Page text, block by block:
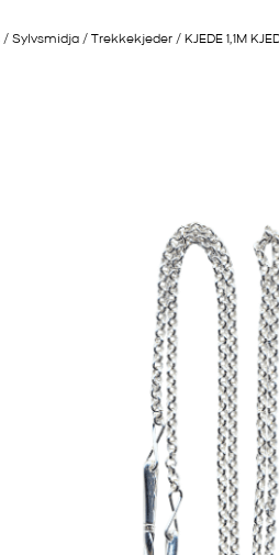
/ Sylvsmidja / Trekkekjeder / KJEDE 1,1M